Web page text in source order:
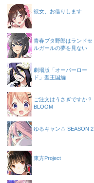
彼女、お借りします
青春ブタ野郎はランドセ
ルガールの夢を見ない
劇場版「オーバーロー
ド」聖王国編
ご注文はうさぎですか？
BLOOM
ゆるキャン△ SEASON 2
東方Project